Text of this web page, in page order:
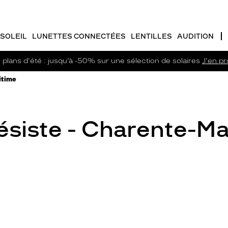
LUNETTES CONNECTÉES LENTILLES AUDITION
plans d'été : jusqu’à -50% sur une sélection de solaires J'en
- Charente-